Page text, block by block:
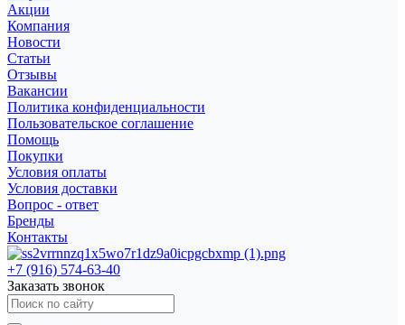
Акции
Компания
Новости
Статьи
Отзывы
Вакансии
Политика конфиденциальности
Пользовательское соглашение
Помощь
Покупки
Условия оплаты
Условия доставки
Вопрос - ответ
Бренды
Контакты
+7 (916) 574-63-40
Заказать звонок